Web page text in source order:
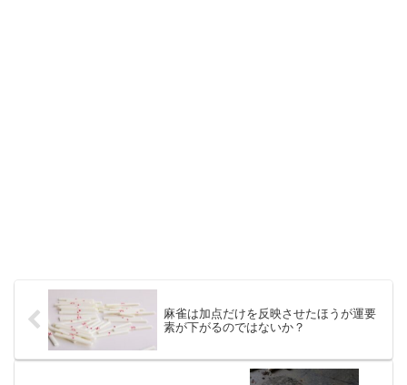
麻雀は加点だけを反映させたほうが運要
素が下がるのではないか？